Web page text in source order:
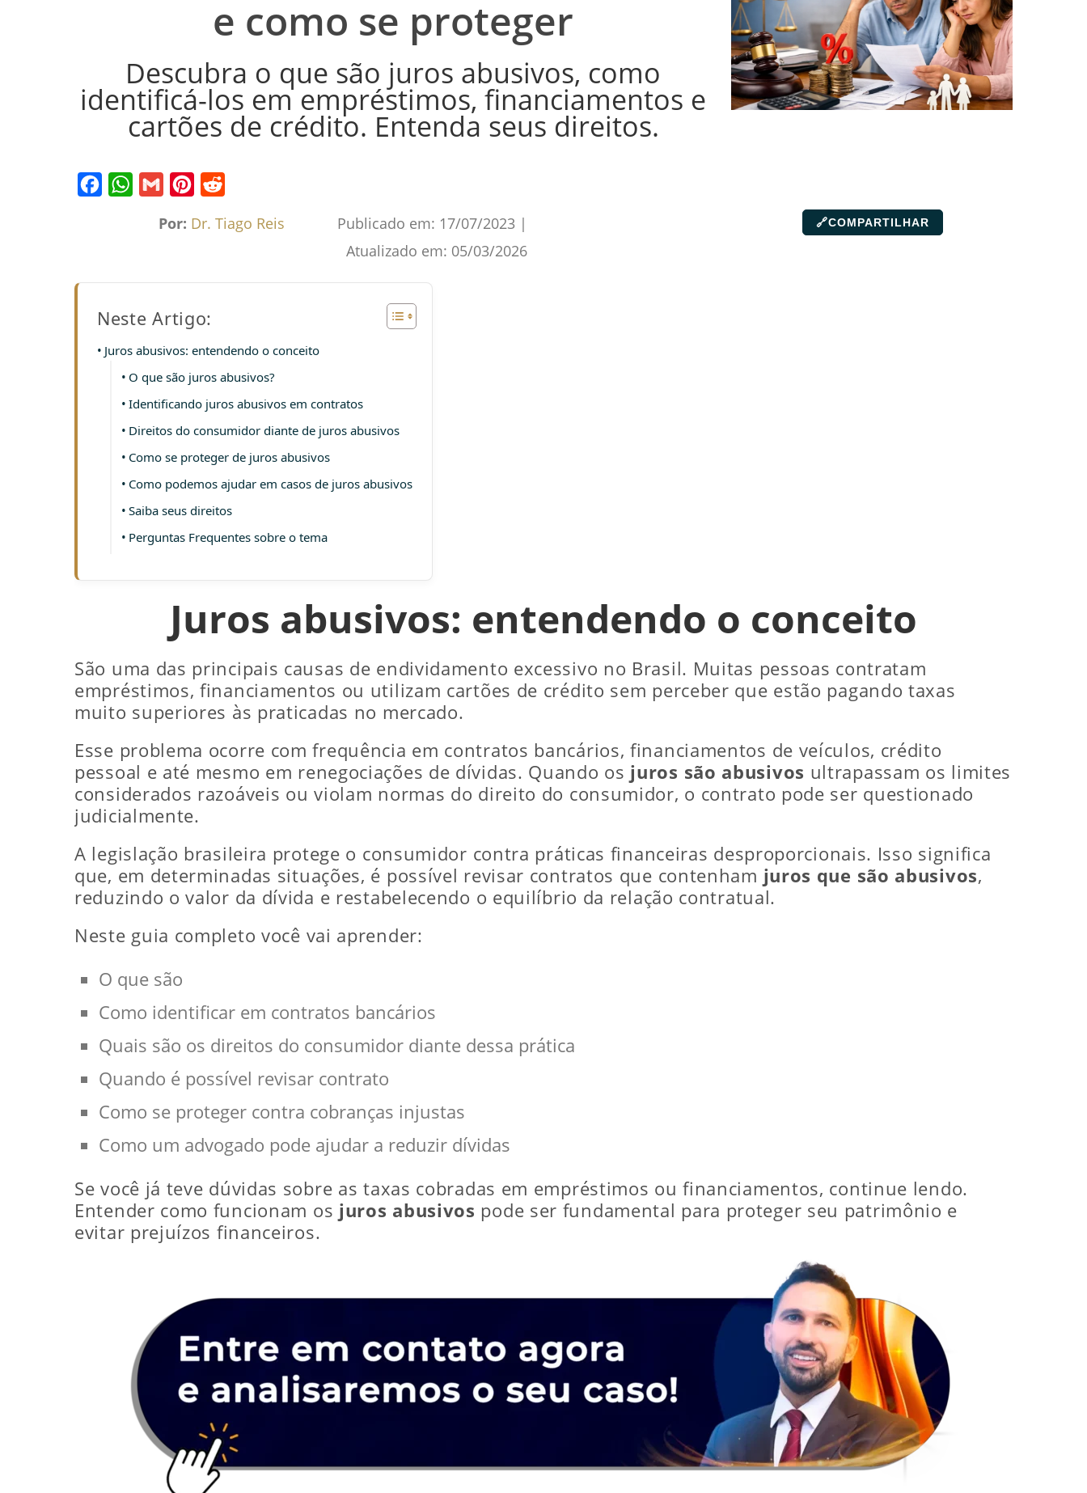
e como se proteger
Descubra o que são juros abusivos, como
identificá-los em empréstimos, financiamentos e
cartões de crédito. Entenda seus direitos.
Por: Dr. Tiago Reis Publicado em: 17/07/2023 |
Atualizado em: 05/03/2026
🔗COMPARTILHAR
Neste Artigo:
Juros abusivos: entendendo o conceito
O que são juros abusivos?
Identificando juros abusivos em contratos
Direitos do consumidor diante de juros abusivos
Como se proteger de juros abusivos
Como podemos ajudar em casos de juros abusivos
Saiba seus direitos
Perguntas Frequentes sobre o tema
Juros abusivos: entendendo o conceito
São uma das principais causas de endividamento excessivo no Brasil. Muitas pessoas contratam
empréstimos, financiamentos ou utilizam cartões de crédito sem perceber que estão pagando taxas
muito superiores às praticadas no mercado.
Esse problema ocorre com frequência em contratos bancários, financiamentos de veículos, crédito
pessoal e até mesmo em renegociações de dívidas. Quando os juros são abusivos ultrapassam os limites
considerados razoáveis ou violam normas do direito do consumidor, o contrato pode ser questionado
judicialmente.
A legislação brasileira protege o consumidor contra práticas financeiras desproporcionais. Isso significa
que, em determinadas situações, é possível revisar contratos que contenham juros que são abusivos,
reduzindo o valor da dívida e restabelecendo o equilíbrio da relação contratual.
Neste guia completo você vai aprender:
O que são
Como identificar em contratos bancários
Quais são os direitos do consumidor diante dessa prática
Quando é possível revisar contrato
Como se proteger contra cobranças injustas
Como um advogado pode ajudar a reduzir dívidas
Se você já teve dúvidas sobre as taxas cobradas em empréstimos ou financiamentos, continue lendo.
Entender como funcionam os juros abusivos pode ser fundamental para proteger seu patrimônio e
evitar prejuízos financeiros.